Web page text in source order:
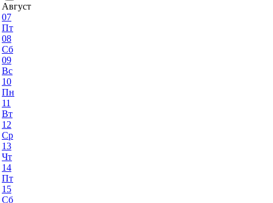
Август
07
Пт
08
Сб
09
Вс
10
Пн
11
Вт
12
Ср
13
Чт
14
Пт
15
Сб